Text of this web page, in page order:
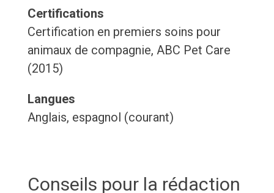
Certifications
Certification en premiers soins pour
animaux de compagnie, ABC Pet Care
(2015)
Langues
Anglais, espagnol (courant)
Conseils pour la rédaction